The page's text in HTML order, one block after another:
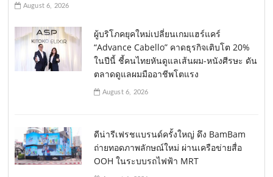
August 6, 2026
ผู้บริโภคยุคใหม่เปลี่ยนเกมแฮร์แคร์
“Advance Cabello” คาดธุรกิจเติบโต 20%
ในปีนี้ ชี้คนไทยหันดูแลเส้นผม-หนังศีรษะ ดัน
ตลาดดูแลผมมืออาชีพโตแรง
August 6, 2026
ดีน่ารีเฟรชแบรนด์ครั้งใหญ่ ดึง BamBam
ถ่ายทอดภาพลักษณ์ใหม่ ผ่านเครือข่ายสื่อ
OOH ในระบบรถไฟฟ้า MRT